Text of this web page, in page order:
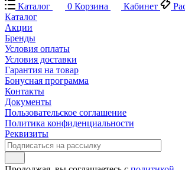
Каталог
0 Корзина Кабинет
Каталог
Акции
Бренды
Условия оплаты
Условия доставки
Гарантия на товар
Бонусная программа
Контакты
Документы
Пользовательское соглашение
Политика конфиденциальности
Реквизиты